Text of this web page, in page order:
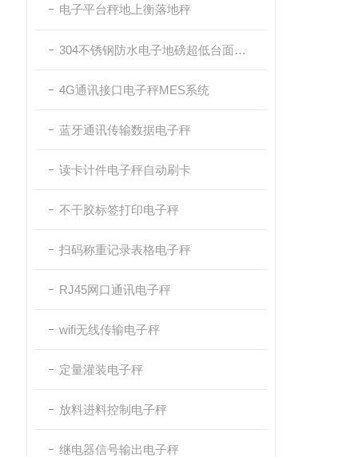
电子平台秤地上衡落地秤
304不锈钢防水电子地磅超低台面带斜坡
4G通讯接口电子秤MES系统
蓝牙通讯传输数据电子秤
读卡计件电子秤自动刷卡
不干胶标签打印电子秤
扫码称重记录表格电子秤
RJ45网口通讯电子秤
wifi无线传输电子秤
定量灌装电子秤
放料进料控制电子秤
继电器信号输出电子秤